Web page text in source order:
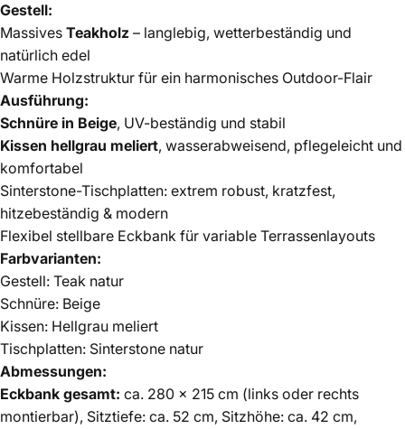
Gestell:
Massives Teakholz – langlebig, wetterbeständig und
natürlich edel
Warme Holzstruktur für ein harmonisches Outdoor-Flair
Ausführung:
Schnüre in Beige, UV-beständig und stabil
Kissen hellgrau meliert, wasserabweisend, pflegeleicht und
komfortabel
Sinterstone-Tischplatten: extrem robust, kratzfest,
hitzebeständig & modern
Flexibel stellbare Eckbank für variable Terrassenlayouts
Farbvarianten:
Gestell: Teak natur
Schnüre: Beige
Kissen: Hellgrau meliert
Tischplatten: Sinterstone natur
Abmessungen:
Eckbank gesamt: ca. 280 × 215 cm (links oder rechts
montierbar), Sitztiefe: ca. 52 cm, Sitzhöhe: ca. 42 cm,